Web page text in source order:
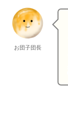
お団子団長